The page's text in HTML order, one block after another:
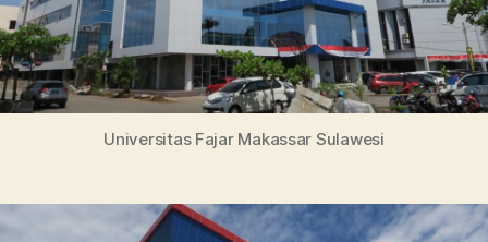
Universitas Fajar Makassar Sulawesi